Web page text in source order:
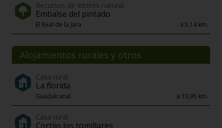
Recursos de Interés natural
Embalse del pintado
El Real de la Jara a 5,14 km.
Alojamientos rurales y otros
Casa rural
La florida
Guadalcanal a 10,95 km.
Casa rural
Cortijo los tomillares